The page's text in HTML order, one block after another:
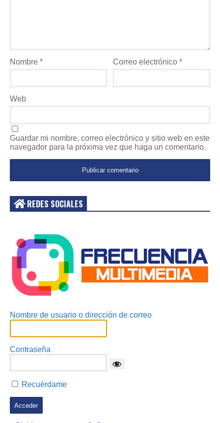
Nombre * Correo electrónico*
Web
Guardar mi nombre, correo electrónico y sitio web en este
navegador para la próxima vez que haga un comentario.
REDES SOCIALES
Nombre de usuario o dirección de correo
Contraseña
Recuérdame